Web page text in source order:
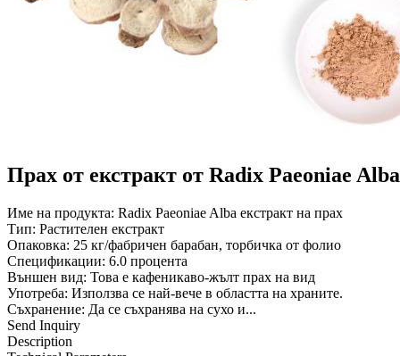
Прах от екстракт от Radix Paeoniae Alba
Име на продукта: Radix Paeoniae Alba екстракт на прах
Тип: Растителен екстракт
Опаковка: 25 кг/фабричен барабан, торбичка от фолио
Спецификации: 6.0 процента
Външен вид: Това е кафеникаво-жълт прах на вид
Употреба: Използва се най-вече в областта на храните.
Съхранение: Да се ​​съхранява на сухо и...
Send Inquiry
Description